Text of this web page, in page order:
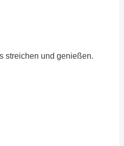
streichen und genießen.